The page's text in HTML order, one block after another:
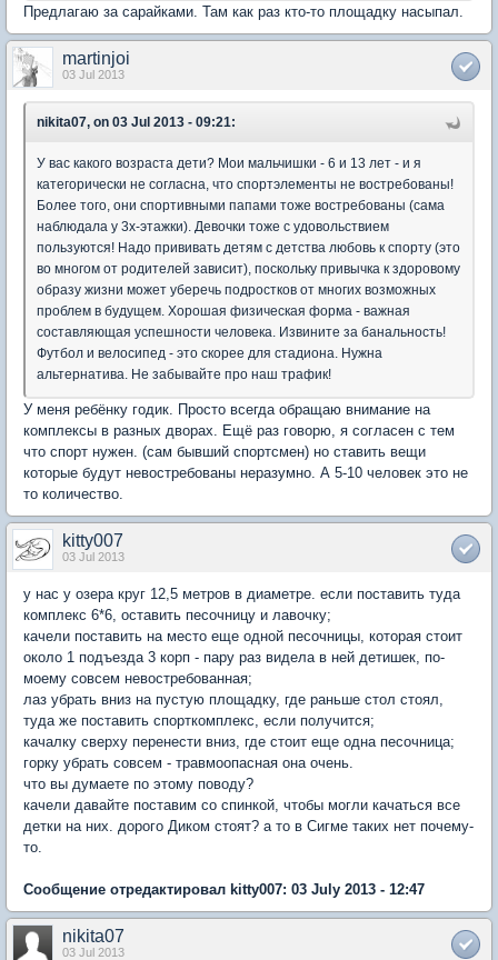
Предлагаю за сарайками. Там как раз кто-то площадку насыпал.
martinjoi
03 Jul 2013
nikita07, on 03 Jul 2013 - 09:21:
У вас какого возраста дети? Мои мальчишки - 6 и 13 лет - и я
категорически не согласна, что спортэлементы не востребованы!
Более того, они спортивными папами тоже востребованы (сама
наблюдала у 3х-этажки). Девочки тоже с удовольствием
пользуются! Надо прививать детям с детства любовь к спорту (это
во многом от родителей зависит), поскольку привычка к здоровому
образу жизни может уберечь подростков от многих возможных
проблем в будущем. Хорошая физическая форма - важная
составляющая успешности человека. Извините за банальность!
Футбол и велосипед - это скорее для стадиона. Нужна
альтернатива. Не забывайте про наш трафик!
У меня ребёнку годик. Просто всегда обращаю внимание на
комплексы в разных дворах. Ещё раз говорю, я согласен с тем
что спорт нужен. (сам бывший спортсмен) но ставить вещи
которые будут невостребованы неразумно. А 5-10 человек это не
то количество.
kitty007
03 Jul 2013
у нас у озера круг 12,5 метров в диаметре. если поставить туда
комплекс 6*6, оставить песочницу и лавочку;
качели поставить на место еще одной песочницы, которая стоит
около 1 подъезда 3 корп - пару раз видела в ней детишек, по-
моему совсем невостребованная;
лаз убрать вниз на пустую площадку, где раньше стол стоял,
туда же поставить спорткомплекс, если получится;
качалку сверху перенести вниз, где стоит еще одна песочница;
горку убрать совсем - травмоопасная она очень.
что вы думаете по этому поводу?
качели давайте поставим со спинкой, чтобы могли качаться все
детки на них. дорого Диком стоят? а то в Сигме таких нет почему-
то.
Сообщение отредактировал kitty007: 03 July 2013 - 12:47
nikita07
03 Jul 2013